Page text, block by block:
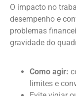
O impacto no
desempenho e
problemas
gravidade do
Como agir:
limites e